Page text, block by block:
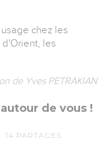
chez les
les
de Yves PETRAKIAN
de vous !
14 PARTAGES